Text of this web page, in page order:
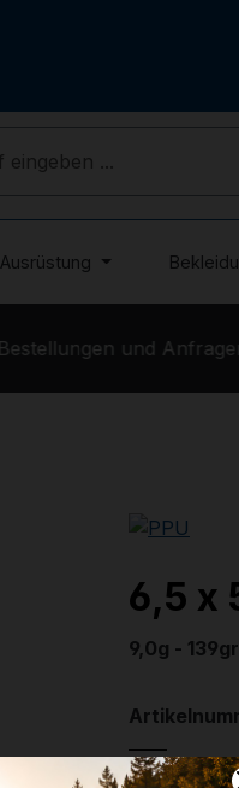
Ausrüstung
und
6,5 x
9,0g -
Weitere